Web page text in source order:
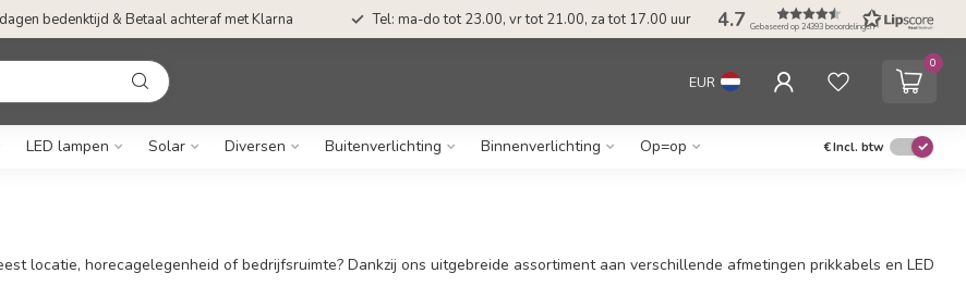
bedenktijd & Betaal achteraf met Klarna Tel: ma-do tot 23.00, vr tot 21.00, za tot 17.00 uur 4.7 Gebaseerd op 24393 beoordelingen
EUR
0
LED lampen Solar Diversen Buitenverlichting Binnenverlichting Op=op €Incl. btw
locatie, horecagelegenheid of bedrijfsruimte? Dankzij ons uitgebreide assortiment aan verschillende afmetingen prikkabels en LED